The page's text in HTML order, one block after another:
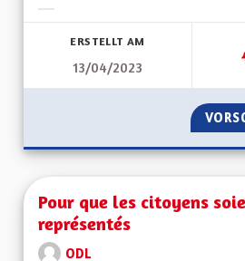
ERSTELLT AM
13/04/2023
Pour que les citoyens
représentés
ODL